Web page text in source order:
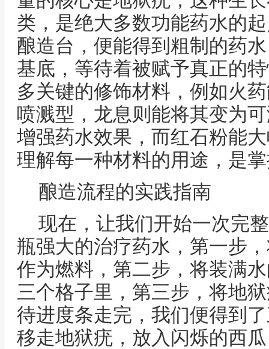
类，是绝大多数功能药水的
酿造台，便能得到粗制的药
基底，等待着被赋予真正的
多关键的修饰材料，例如火
喷溅型，龙息则能将其变为
增强药水效果，而红石粉能
理解每一种材料的用途，是
酿造流程的实践指南
现在，让我们开始一次完
瓶强大的治疗药水，第一步
作为燃料，第二步，将装满
三个格子里，第三步，将地
待进度条走完，我们便得到
移走地狱疣，放入闪烁的西